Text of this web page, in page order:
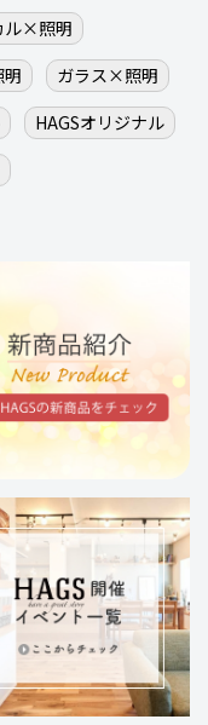
ル×照明
ガラス×照明
HAGSオリジナル